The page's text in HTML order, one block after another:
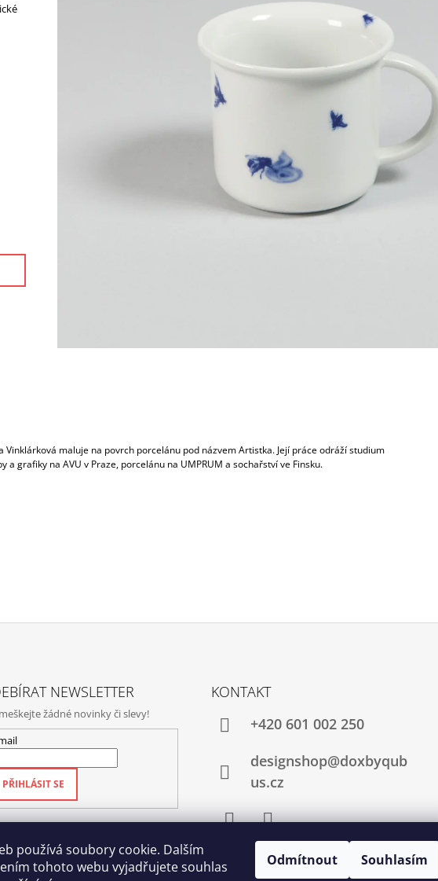
používá soubory cookie. Dalším
tohoto webu vyjadřujete souhlas
Odmítnout Souhlasím
Vinklárková maluje na povrch porcelánu pod názvem Artistka. Její práce odráží studium
a grafiky na AVU v Praze, porcelánu na UMPRUM a sochařství ve Finsku.
NEWSLETTER
žádné novinky či slevy!
PŘIHLÁSIT SE
KONTAKT
+420‭ 601 002 250
designshop@doxbyqub
us.cz
FacebookInstagram